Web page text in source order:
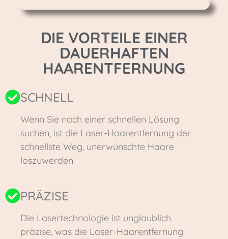
DIE VORTEILE EINER
DAUERHAFTEN
HAARENTFERNUNG
SCHNELL
Wenn Sie nach einer schnellen Lösung
suchen, ist die Laser-Haarentfernung der
schnellste Weg, unerwünschte Haare
loszuwerden.
PRÄZISE
Die Lasertechnologie ist unglaublich
präzise, was die Laser-Haarentfernung